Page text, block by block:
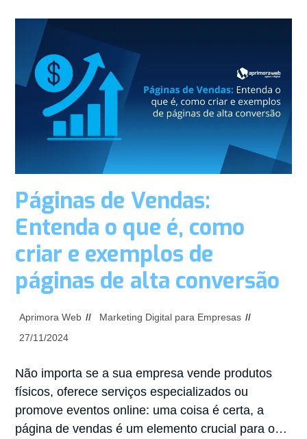
Páginas de Vendas:
Entenda o que é, como
criar e exemplos de
páginas de alta conversão
Aprimora Web
Marketing Digital para Empresas
27/11/2024
Não importa se a sua empresa vende produtos
físicos, oferece serviços especializados ou
promove eventos online: uma coisa é certa, a
página de vendas é um elemento crucial para o…